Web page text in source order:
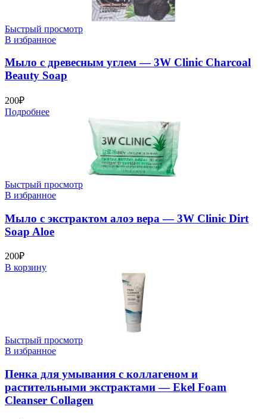
Быстрый просмотр
В избранное
Мыло с древесным углем — 3W Clinic Charcoal
Beauty Soap
200₽
Подробнее
Быстрый просмотр
В избранное
Мыло c экстрактом алоэ вера — 3W Clinic Dirt
Soap Aloe
200₽
В корзину
Быстрый просмотр
В избранное
Пенка для умывания с коллагеном и
растительными экстрактами — Ekel Foam
Cleanser Collagen